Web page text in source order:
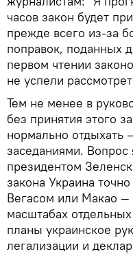
часов закон будет
прежде всего из-за
поправок, поданных
первом чтении
не успели
Тем не менее в
без принятия этого
нормально отдыхать
заседаниями.
президентом
закона Украина
Вегасом или Макао —
масштабах
планы украинское
легализации и